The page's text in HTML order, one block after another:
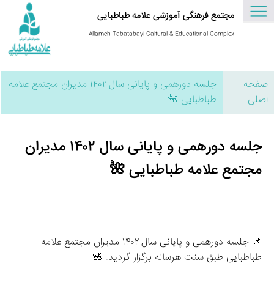
مجتمع فرهنگی آموزشی علامه طباطبایی
Allameh Tabatabayi Caltural & Educational Complex
صفحه
اصلی
جلسه دورهمی و پایانی سال ۱۴۰۲ مدیران مجتمع علامه
طباطبایی 🌺
جلسه دورهمی و پایانی سال ۱۴۰۲ مدیران
مجتمع علامه طباطبایی 🌺
📌 جلسه دورهمی و پایانی سال ۱۴۰۲ مدیران مجتمع علامه
طباطبایی طبق سنت هرساله برگزار گردید. 🌺